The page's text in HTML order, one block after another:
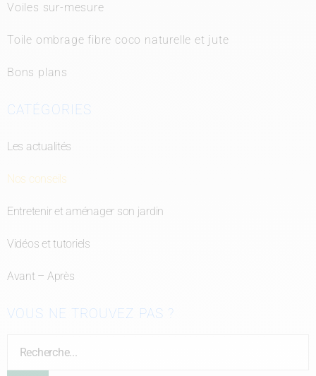
Voiles sur-mesure
Toile ombrage fibre coco naturelle et jute
Bons plans
CATÉGORIES
Les actualités
Nos conseils
Entretenir et aménager son jardin
Vidéos et tutoriels
Avant – Après
VOUS NE TROUVEZ PAS ?